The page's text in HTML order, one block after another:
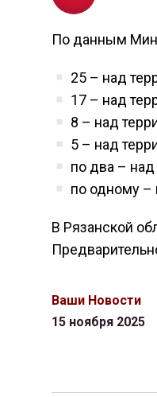
По данным
25 – над
17 – над
8 – над
5 – над
по два –
по одному –
В Рязанской
Ваши Новости
15 ноября 2025